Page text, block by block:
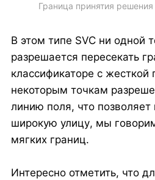
Граница принятия решения
В этом типе SVC ни одной
разрешается пересекать
классификаторе с жесткой
некоторым точкам
линию поля, что позволяет
широкую улицу, мы
мягких границ.
Интересно отметить, что